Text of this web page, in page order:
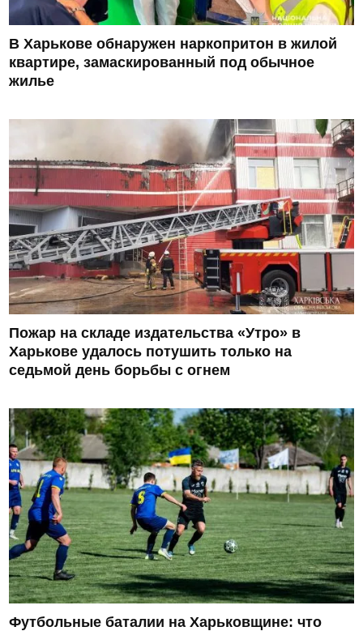
В Харькове обнаружен наркопритон в жилой
квартире, замаскированный под обычное
жилье
Пожар на складе издательства «Утро» в
Харькове удалось потушить только на
седьмой день борьбы с огнем
Футбольные баталии на Харьковщине: что